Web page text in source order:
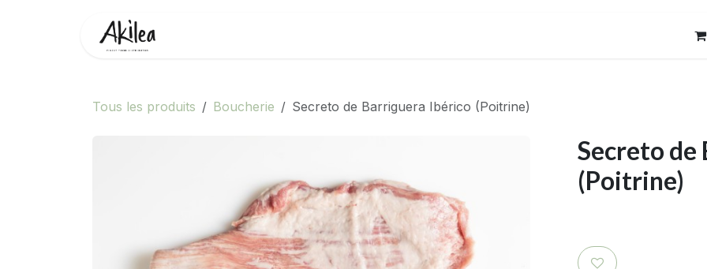
Tous les produits Boucherie Secreto de Barriguera Ibérico (Poitrine)
Secreto
(Poitrine)